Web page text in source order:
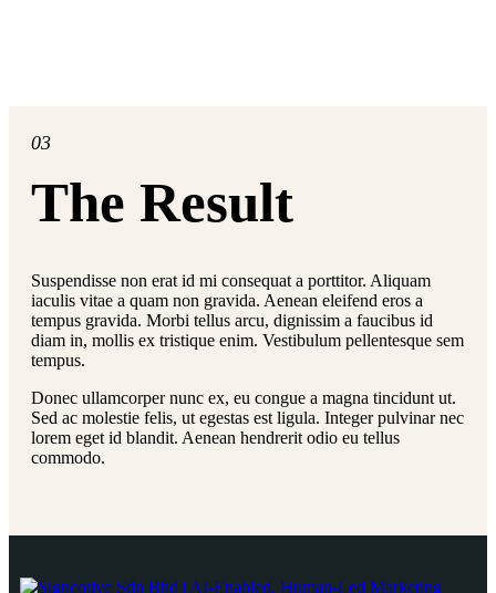
03
The Result
Suspendisse non erat id mi consequat a porttitor. Aliquam
iaculis vitae a quam non gravida. Aenean eleifend eros a
tempus gravida. Morbi tellus arcu, dignissim a faucibus id
diam in, mollis ex tristique enim. Vestibulum pellentesque sem
tempus.
Donec ullamcorper nunc ex, eu congue a magna tincidunt ut.
Sed ac molestie felis, ut egestas est ligula. Integer pulvinar nec
lorem eget id blandit. Aenean hendrerit odio eu tellus
commodo.